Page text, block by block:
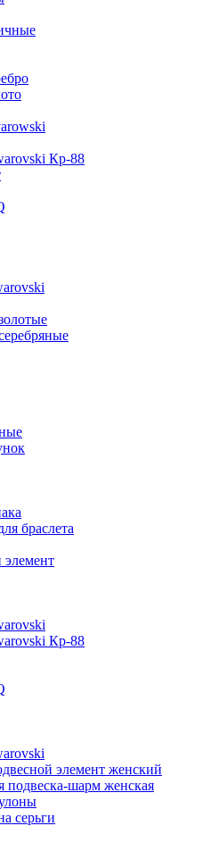
Кр-88
браслета
Кр-88
элемент женcкий
подвеска-шарм женская
серьги